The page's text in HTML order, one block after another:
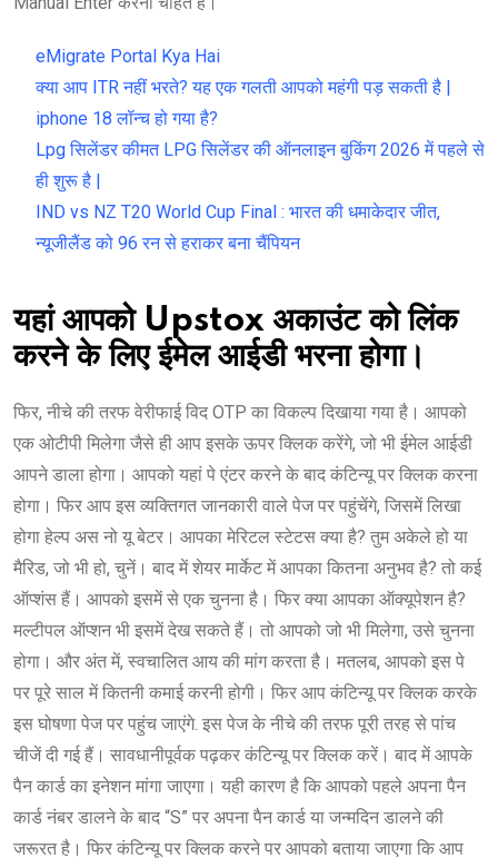
eMigrate Portal Kya Hai
क्या आप ITR नहीं भरते? यह एक गलती आपको महंगी पड़ सकती है |
iphone 18 लॉन्च हो गया है?
Lpg सिलेंडर कीमत LPG सिलेंडर की ऑनलाइन बुकिंग 2026 में पहले से
ही शुरू है |
IND vs NZ T20 World Cup Final : भारत की धमाकेदार जीत,
न्यूजीलैंड को 96 रन से हराकर बना चैंपियन
यहां आपको Upstox अकाउंट को लिंक
करने के लिए ईमेल आईडी भरना होगा।
फिर, नीचे की तरफ वेरीफाई विद OTP का विकल्प दिखाया गया है। आपको
एक ओटीपी मिलेगा जैसे ही आप इसके ऊपर क्लिक करेंगे, जो भी ईमेल आईडी
आपने डाला होगा। आपको यहां पे एंटर करने के बाद कंटिन्यू पर क्लिक करना
होगा। फिर आप इस व्यक्तिगत जानकारी वाले पेज पर पहुंचेंगे, जिसमें लिखा
होगा हेल्प अस नो यू बेटर। आपका मेरिटल स्टेटस क्या है? तुम अकेले हो या
मैरिड, जो भी हो, चुनें। बाद में शेयर मार्केट में आपका कितना अनुभव है? तो कई
ऑप्शंस हैं। आपको इसमें से एक चुनना है। फिर क्या आपका ऑक्यूपेशन है?
मल्टीपल ऑप्शन भी इसमें देख सकते हैं। तो आपको जो भी मिलेगा, उसे चुनना
होगा। और अंत में, स्वचालित आय की मांग करता है। मतलब, आपको इस पे
पर पूरे साल में कितनी कमाई करनी होगी। फिर आप कंटिन्यू पर क्लिक करके
इस घोषणा पेज पर पहुंच जाएंगे. इस पेज के नीचे की तरफ पूरी तरह से पांच
चीजें दी गई हैं। सावधानीपूर्वक पढ़कर कंटिन्यू पर क्लिक करें। बाद में आपके
पैन कार्ड का इनेशन मांगा जाएगा। यही कारण है कि आपको पहले अपना पैन
कार्ड नंबर डालने के बाद “S” पर अपना पैन कार्ड या जन्मदिन डालने की
जरूरत है। फिर कंटिन्यू पर क्लिक करने पर आपको बताया जाएगा कि आप